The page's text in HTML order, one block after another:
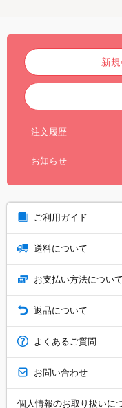
新
注文履歴
お知らせ
ご利用ガイド
送料について
お支払い方法について
返品について
よくあるご質問
お問い合わせ
個人情報のお取り扱いに